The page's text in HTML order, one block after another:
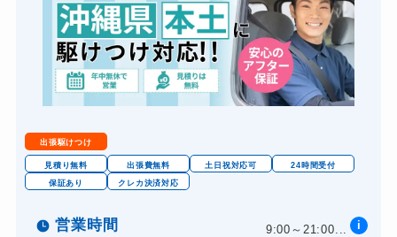
出張駆けつけ
見積り無料 出張費無料 土日祝対応可
24時間受付
保証あり
クレカ決済対応
営業時間 9:00～21:00... i